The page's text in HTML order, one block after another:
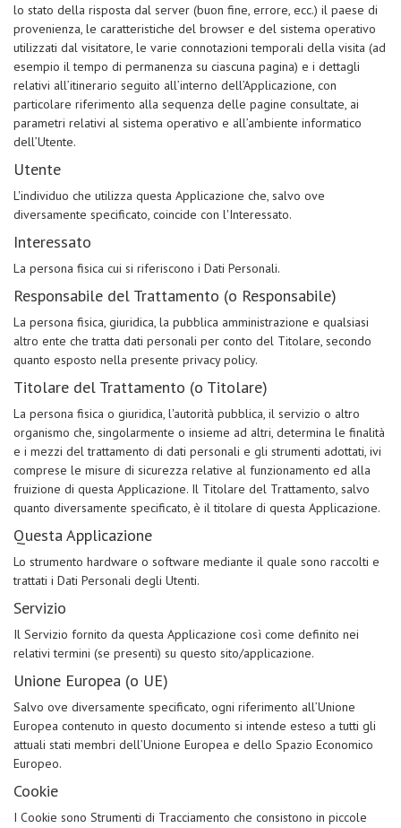
lo stato della risposta dal server (buon fine, errore, ecc.) il paese di
provenienza, le caratteristiche del browser e del sistema operativo
utilizzati dal visitatore, le varie connotazioni temporali della visita (ad
esempio il tempo di permanenza su ciascuna pagina) e i dettagli
relativi all’itinerario seguito all’interno dell’Applicazione, con
particolare riferimento alla sequenza delle pagine consultate, ai
parametri relativi al sistema operativo e all’ambiente informatico
dell’Utente.
Utente
L'individuo che utilizza questa Applicazione che, salvo ove
diversamente specificato, coincide con l'Interessato.
Interessato
La persona fisica cui si riferiscono i Dati Personali.
Responsabile del Trattamento (o Responsabile)
La persona fisica, giuridica, la pubblica amministrazione e qualsiasi
altro ente che tratta dati personali per conto del Titolare, secondo
quanto esposto nella presente privacy policy.
Titolare del Trattamento (o Titolare)
La persona fisica o giuridica, l'autorità pubblica, il servizio o altro
organismo che, singolarmente o insieme ad altri, determina le finalità
e i mezzi del trattamento di dati personali e gli strumenti adottati, ivi
comprese le misure di sicurezza relative al funzionamento ed alla
fruizione di questa Applicazione. Il Titolare del Trattamento, salvo
quanto diversamente specificato, è il titolare di questa Applicazione.
Questa Applicazione
Lo strumento hardware o software mediante il quale sono raccolti e
trattati i Dati Personali degli Utenti.
Servizio
Il Servizio fornito da questa Applicazione così come definito nei
relativi termini (se presenti) su questo sito/applicazione.
Unione Europea (o UE)
Salvo ove diversamente specificato, ogni riferimento all’Unione
Europea contenuto in questo documento si intende esteso a tutti gli
attuali stati membri dell’Unione Europea e dello Spazio Economico
Europeo.
Cookie
I Cookie sono Strumenti di Tracciamento che consistono in piccole